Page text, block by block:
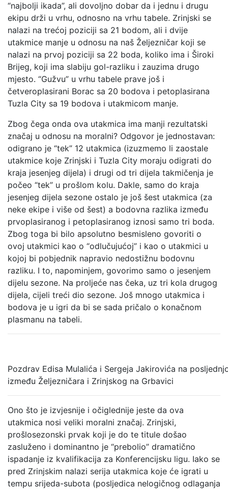
“najbolji ikada”, ali dovoljno dobar da i jednu i drugu
ekipu drži u vrhu, odnosno na vrhu tabele. Zrinjski se
nalazi na trećoj poziciji sa 21 bodom, ali i dvije
utakmice manje u odnosu na naš Željezničar koji se
nalazi na prvoj poziciji sa 22 boda, koliko ima i Široki
Brijeg, koji ima slabiju gol-razliku i zauzima drugo
mjesto. “Gužvu” u vrhu tabele prave još i
četveroplasirani Borac sa 20 bodova i petoplasirana
Tuzla City sa 19 bodova i utakmicom manje.
Zbog čega onda ova utakmica ima manji rezultatski
značaj u odnosu na moralni? Odgovor je jednostavan:
odigrano je “tek” 12 utakmica (izuzmemo li zaostale
utakmice koje Zrinjski i Tuzla City moraju odigrati do
kraja jesenjeg dijela) i drugi od tri dijela takmičenja je
počeo “tek” u prošlom kolu. Dakle, samo do kraja
jesenjeg dijela sezone ostalo je još šest utakmica (za
neke ekipe i više od šest) a bodovna razlika između
prvoplasiranog i petoplasiranog iznosi samo tri boda.
Zbog toga bi bilo apsolutno besmisleno govoriti o
ovoj utakmici kao o “odlučujućoj” i kao o utakmici u
kojoj bi pobjednik napravio nedostižnu bodovnu
razliku. I to, napominjem, govorimo samo o jesenjem
dijelu sezone. Na proljeće nas čeka, uz tri kola drugog
dijela, cijeli treći dio sezone. Još mnogo utakmica i
bodova je u igri da bi se sada pričalo o konačnom
plasmanu na tabeli.
Pozdrav Edisa Mulalića i Sergeja Jakirovića na
između Željezničara i Zrinjskog na Grbavici
Ono što je izvjesnije i očiglednije jeste da ova
utakmica nosi veliki moralni značaj. Zrinjski,
prošlosezonski prvak koji je do te titule došao
zasluženo i dominantno je “prebolio” dramatično
ispadanje iz kvalifikacija za Konferencijsku ligu. Iako se
pred Zrinjskim nalazi serija utakmica koje će igrati u
tempu srijeda-subota (posljedica nelogičnog odlaganja